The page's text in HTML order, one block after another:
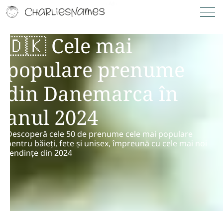
🇩🇰 Cele mai
populare prenume
din Danemarca în
anul 2024
Descoperă cele 50 de prenume cele mai populare
pentru băieți, fete și unisex, împreună cu cele mai noi
tendințe din 2024